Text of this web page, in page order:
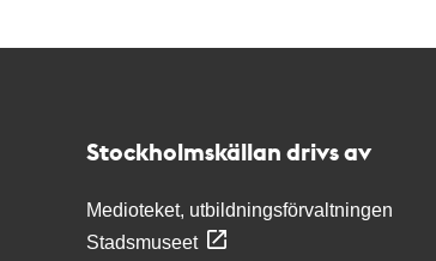
Stockholmskällan drivs av
Medioteket, utbildningsförvaltningen
Stadsmuseet